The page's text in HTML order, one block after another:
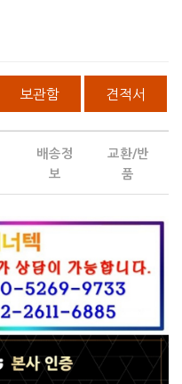
보관함 견적서
배송정
보
교환/반
품